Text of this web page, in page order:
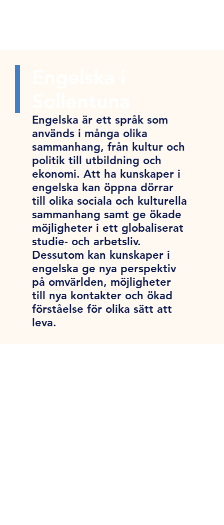
Engelska är ett språk som
används i många olika
sammanhang, från kultur och
politik till utbildning och
ekonomi. Att ha kunskaper i
engelska kan öppna dörrar
till olika sociala och kulturella
sammanhang samt ge ökade
möjligheter i ett globaliserat
studie- och arbetsliv.
Dessutom kan kunskaper i
engelska ge nya perspektiv
på omvärlden, möjligheter
till nya kontakter och ökad
förståelse för olika sätt att
leva.